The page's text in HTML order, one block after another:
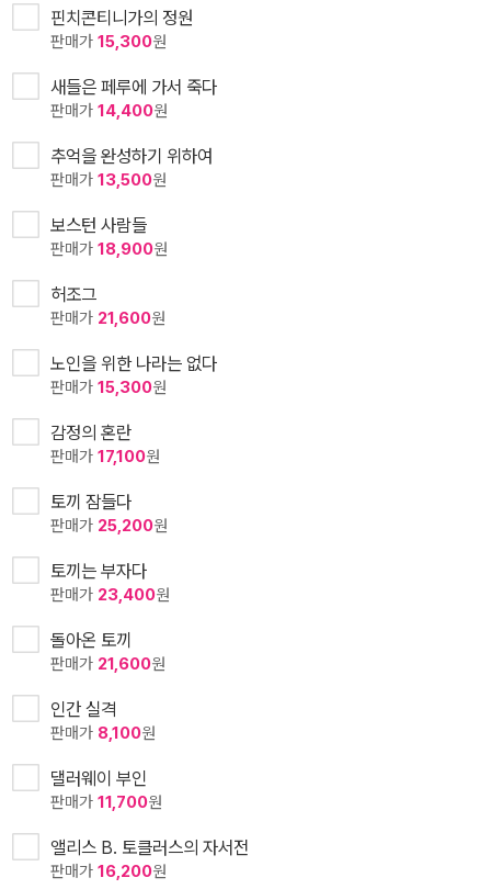
핀치콘티니가의 정원
판매가 15,300원
새들은 페루에 가서 죽다
판매가 14,400원
추억을 완성하기 위하여
판매가 13,500원
보스턴 사람들
판매가 18,900원
허조그
판매가 21,600원
노인을 위한 나라는 없다
판매가 15,300원
감정의 혼란
판매가 17,100원
토끼 잠들다
판매가 25,200원
토끼는 부자다
판매가 23,400원
돌아온 토끼
판매가 21,600원
인간 실격
판매가 8,100원
댈러웨이 부인
판매가 11,700원
앨리스 B. 토클러스의 자서전
판매가 16,200원